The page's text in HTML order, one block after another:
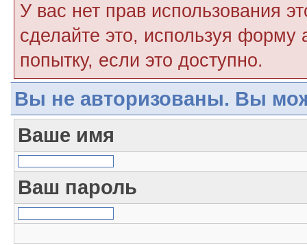
У вас нет прав использования
сделайте это, используя форму
попытку, если это доступно.
Вы не авторизованы. Вы
Ваше имя
Ваш пароль